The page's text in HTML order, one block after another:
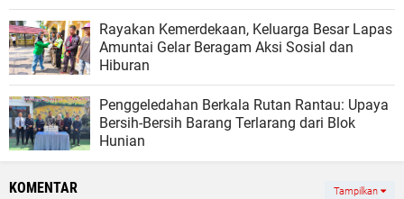
Rayakan Kemerdekaan, Keluarga Besar Lapas
Amuntai Gelar Beragam Aksi Sosial dan
Hiburan
Penggeledahan Berkala Rutan Rantau: Upaya
Bersih-Bersih Barang Terlarang dari Blok
Hunian
KOMENTAR Tampilkan